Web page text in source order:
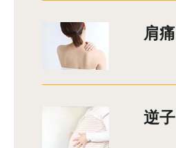
肩痛
逆子